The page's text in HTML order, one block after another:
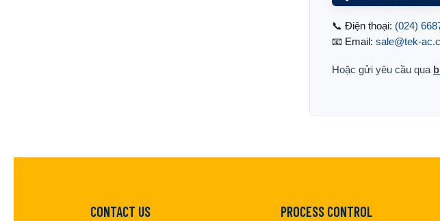
📞 Điện thoại: (024)
📧 Email: sale@tek-
Hoặc gửi yêu cầu qua
CONTACT US PROCESS CONTROL